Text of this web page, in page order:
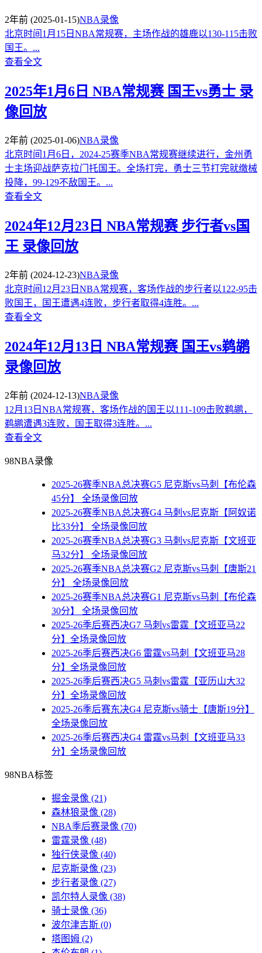
2年前 (2025-01-15)NBA录像
北京时间1月15日NBA常规赛，主场作战的雄鹿以130-115击败
国王。...
查看全文
2025年1月6日 NBA常规赛 国王vs勇士 录
像回放
2年前 (2025-01-06)NBA录像
北京时间1月6日，2024-25赛季NBA常规赛继续进行，金州勇
士主场迎战萨克拉门托国王。全场打完，勇士三节打完就缴械
投降，99-129不敌国王。...
查看全文
2024年12月23日 NBA常规赛 步行者vs国
王 录像回放
2年前 (2024-12-23)NBA录像
北京时间12月23日NBA常规赛，客场作战的步行者以122-95击
败国王，国王遭遇4连败，步行者取得4连胜。...
查看全文
2024年12月13日 NBA常规赛 国王vs鹈鹕
录像回放
2年前 (2024-12-13)NBA录像
12月13日NBA常规赛，客场作战的国王以111-109击败鹈鹕，
鹈鹕遭遇3连败，国王取得3连胜。...
查看全文
98NBA录像
2025-26赛季NBA总决赛G5 尼克斯vs马刺【布伦森
45分】 全场录像回放
2025-26赛季NBA总决赛G4 马刺vs尼克斯【阿奴诺
比33分】 全场录像回放
2025-26赛季NBA总决赛G3 马刺vs尼克斯【文班亚
马32分】 全场录像回放
2025-26赛季NBA总决赛G2 尼克斯vs马刺【唐斯21
分】 全场录像回放
2025-26赛季NBA总决赛G1 尼克斯vs马刺【布伦森
30分】 全场录像回放
2025-26季后赛西决G7 马刺vs雷霆【文班亚马22
分】全场录像回放
2025-26季后赛西决G6 雷霆vs马刺【文班亚马28
分】全场录像回放
2025-26季后赛西决G5 马刺vs雷霆【亚历山大32
分】全场录像回放
2025-26季后赛东决G4 尼克斯vs骑士【唐斯19分】
全场录像回放
2025-26季后赛西决G4 雷霆vs马刺【文班亚马33
分】全场录像回放
98NBA标签
掘金录像 (21)
森林狼录像 (28)
NBA季后赛录像 (70)
雷霆录像 (48)
独行侠录像 (40)
尼克斯录像 (23)
步行者录像 (27)
凯尔特人录像 (38)
骑士录像 (36)
波尔津吉斯 (0)
塔图姆 (2)